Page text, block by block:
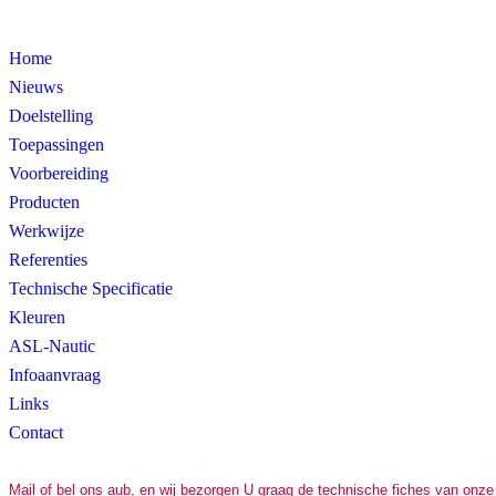
Home
Nieuws
Doelstelling
Toepassingen
Voorbereiding
Producten
Werkwijze
Referenties
Technische Specificatie
Kleuren
ASL-Nautic
Infoaanvraag
Links
Contact
Mail of bel ons aub, en wij bezorgen U graag de technische fiches van